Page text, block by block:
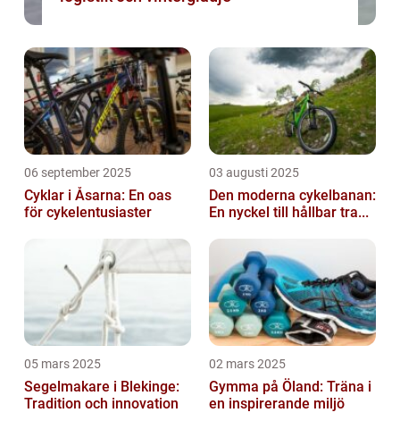
06 september 2025
Cyklar i Åsarna: En oas
för cykelentusiaster
03 augusti 2025
Den moderna cykelbanan:
En nyckel till hållbar tra...
05 mars 2025
Segelmakare i Blekinge:
Tradition och innovation
02 mars 2025
Gymma på Öland: Träna i
en inspirerande miljö